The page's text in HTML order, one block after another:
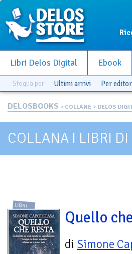
Libri Delos Digital Ebook
Sfoglia per Ultimi arrivi Per
DELOSBOOKS > COLLANE > DELOS
COLLANA I LIBRI
LIBRI
Quello
di Simone